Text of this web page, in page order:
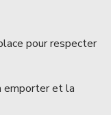
pour respecter
emporter et la